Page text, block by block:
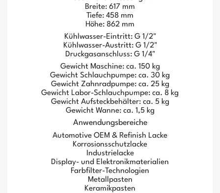
Breite: 617 mm
Tiefe: 458 mm
Höhe: 862 mm
Kühlwasser-Eintritt: G 1/2"
Kühlwasser-Austritt: G 1/2"
Druckgasanschluss: G 1/4"
Gewicht Maschine: ca. 150 kg
Gewicht Schlauchpumpe: ca. 30 kg
Gewicht Zahnradpumpe: ca. 25 kg
Gewicht Labor-Schlauchpumpe: ca. 8 kg
Gewicht Aufsteckbehälter: ca. 5 kg
Gewicht Wanne: ca. 1,5 kg
Anwendungsbereiche
Automotive OEM & Refinish Lacke
Korrosionsschutzlacke
Industrielacke
Display- und Elektronikmaterialien
Farbfilter-Technologien
Metallpasten
Keramikpasten